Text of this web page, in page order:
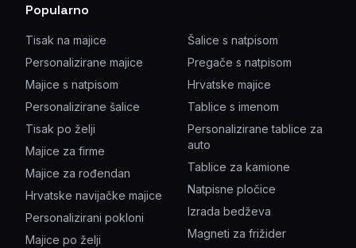
Popularno
Tisak na majice
Personalizirane majice
Majice s natpisom
Personalizirane šalice
Tisak po želji
Majice za firme
Majice za rođendan
Hrvatske navijačke majice
Personalizirani pokloni
Majice po želji
Šalice s natpisom
Pregače s natpisom
Hrvatske majice
Tablice s imenom
Personalizirane tablice za
auto
Tablice za kamione
Natpisne pločice
Izrada bedževa
Magneti za frižider